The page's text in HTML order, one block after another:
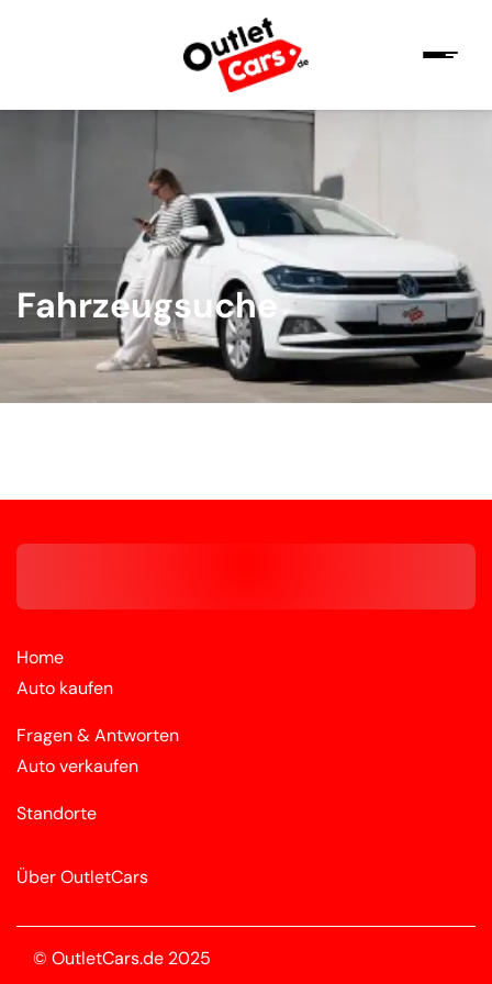
Fahrzeugsuche
Home
Auto kaufen
Fragen & Antworten
Auto verkaufen
Standorte
Über OutletCars
© OutletCars.de 2025